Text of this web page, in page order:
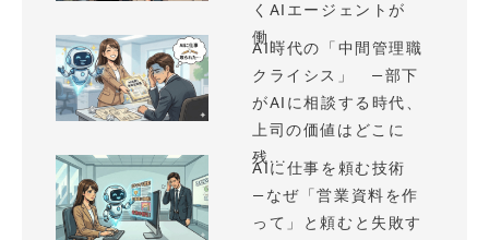
くAIエージェントが
働...
AI時代の「中間管理職
クライシス」 —部下
がAIに相談する時代、
上司の価値はどこに
残...
AIに仕事を頼む技術
—なぜ「営業資料を作
って」と頼むと失敗す